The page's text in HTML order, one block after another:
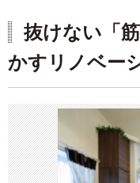
抜けない「
かすリノベー